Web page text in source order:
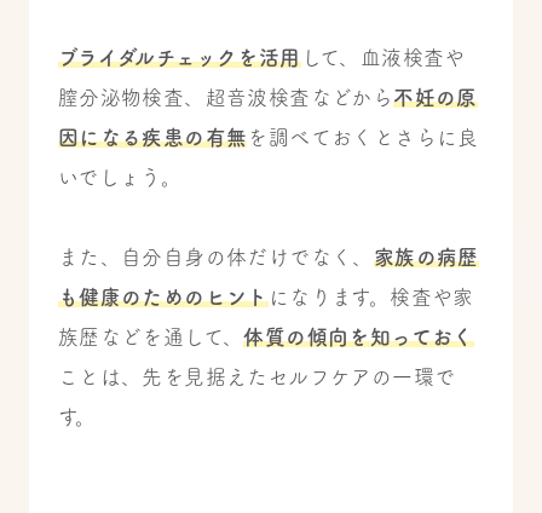
ブライダルチェックを活用して、血液検査や
膣分泌物検査、超音波検査などから不妊の原
因になる疾患の有無 を調べておくとさらに良
いでしょう。
また、自分自身の体だけでなく、 家族の病歴
も健康のためのヒントになります。検査や家
族歴などを通して、体質の傾向を知っておく
ことは、先を見据えたセルフケアの一環で
す。